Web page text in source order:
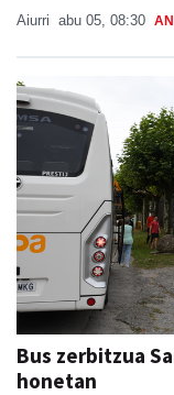
Aiurri abu 05, 08:30
Bus zerbitzua
honetan